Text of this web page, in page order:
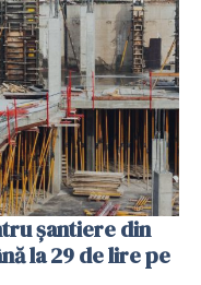
șantiere din
la 29 de lire pe